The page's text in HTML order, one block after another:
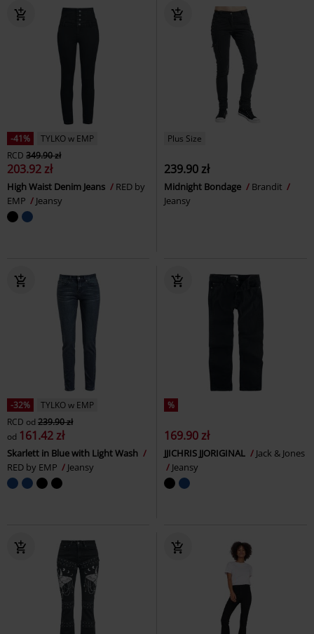
-41%
TYLKO w EMP
RCD 349.90 zł
203.92 zł
High Waist Denim Jeans
RED by
EMP
Jeansy
Plus Size
239.90 zł
Midnight Bondage
Brandit
Jeansy
-32%
TYLKO w EMP
RCD od 239.90 zł
od 161.42 zł
Skarlett in Blue with Light Wash
RED by EMP
Jeansy
%
169.90 zł
JJICHRIS JJORIGINAL
Jack & Jones
Jeansy